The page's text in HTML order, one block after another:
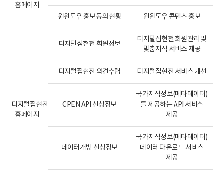
홈페이지
원윈도우 홍보동의 현황 원윈도우 콘텐츠 홍보
디지털집현전
홈페이지
디지털집현전 회원정보
디지털집현전 회원관리 및
맞춤지식 서비스 제공
디지털집현전 의견수렴 디지털집현전 서비스 개선
OPEN API 신청정보
국가지식정보(메타데이터)
를 제공하는 API 서비스
제공
데이터개방 신청정보
국가지식정보(메타데이터)
데이터 다운로드 서비스
제공